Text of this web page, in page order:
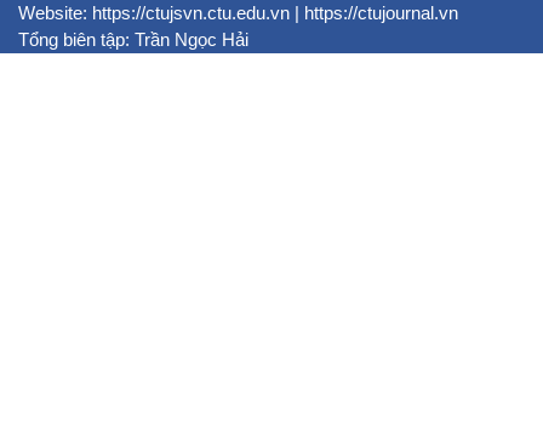
Website: https://ctujsvn.ctu.edu.vn | https://ctujournal.vn
Tổng biên tập: Trần Ngọc Hải